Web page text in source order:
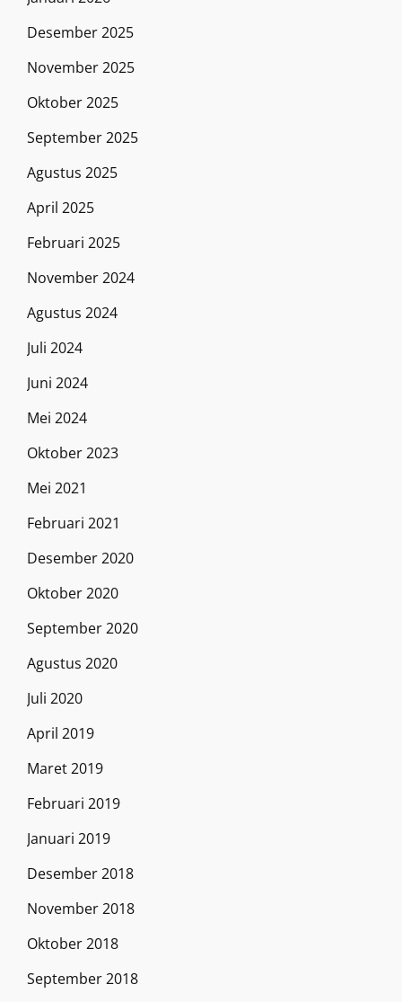
Desember 2025
November 2025
Oktober 2025
September 2025
Agustus 2025
April 2025
Februari 2025
November 2024
Agustus 2024
Juli 2024
Juni 2024
Mei 2024
Oktober 2023
Mei 2021
Februari 2021
Desember 2020
Oktober 2020
September 2020
Agustus 2020
Juli 2020
April 2019
Maret 2019
Februari 2019
Januari 2019
Desember 2018
November 2018
Oktober 2018
September 2018